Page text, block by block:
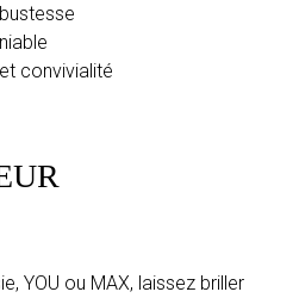
convivialité
YOU ou MAX, laissez briller